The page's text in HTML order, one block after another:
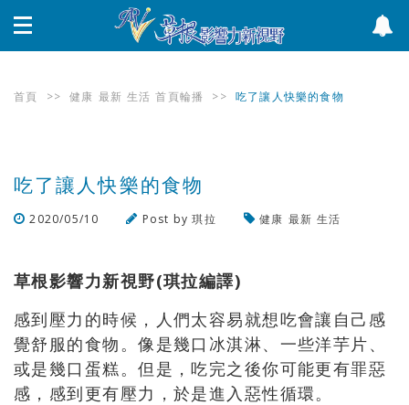
首頁 >> 健康 最新 生活 首頁輪播 >> 吃了讓人快樂的食物
吃了讓人快樂的食物
2020/05/10 Post by琪拉 健康 最新 生活
草根影響力新視野(琪拉編譯)
感到壓力的時候，人們太容易就想吃會讓自己感
覺舒服的食物。像是幾口冰淇淋、一些洋芋片、
或是幾口蛋糕。但是，吃完之後你可能更有罪惡
感，感到更有壓力，於是進入惡性循環。